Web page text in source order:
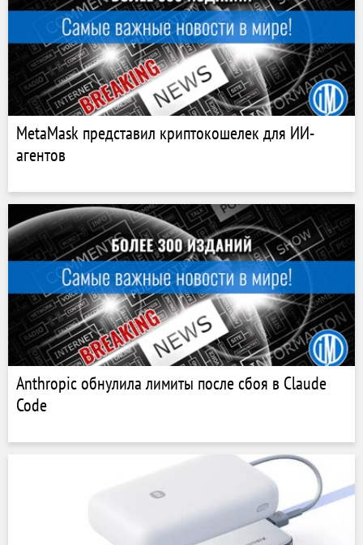
MetaMask представил криптокошелек для ИИ-
агентов
Anthropic обнулила лимиты после сбоя в Claude
Code